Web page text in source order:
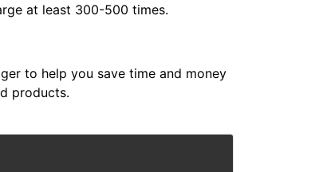
at least 300-500 times.
to help you save time and money
products.